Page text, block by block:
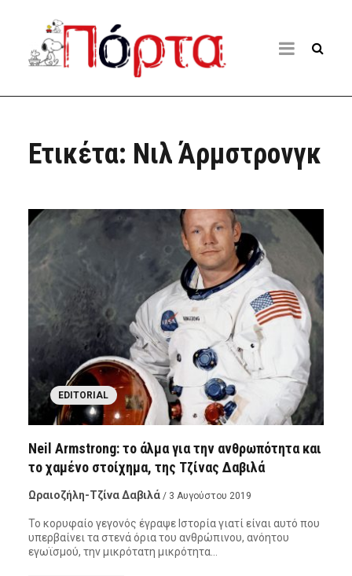
Ετικέτα: Νιλ Άρμστρονγκ
EDITORIAL
Neil Armstrong: το άλμα για την ανθρωπότητα και
το χαμένο στοίχημα, της Τζίνας Δαβιλά
Ωραιοζήλη-Τζίνα Δαβιλά / 3 Αυγούστου 2019
Το κορυφαίο γεγονός έγραψε Ιστορία γιατί είναι αυτό που
υπερβαίνει τα στενά όρια του ανθρώπινου, ανόητου
εγωϊσμού, την μικρότατη μικρότητα…